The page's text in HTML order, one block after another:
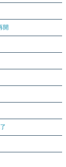
開